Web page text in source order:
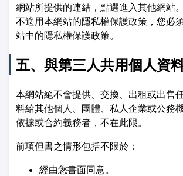
網站所提供的連結，點選進入其他網站
不適用本網站的隱私權保護政策，您必
站中的隱私權保護政策。
五、與第三人共用個人資
本網站絕不會提供、交換、出租或出售
料給其他個人、團體、私人企業或公務
依據或合約義務者，不在此限。
前項但書之情形包括不限於：
經由您書面同意。